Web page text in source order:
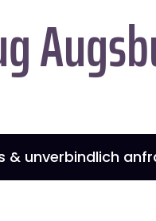
& unverbindlich